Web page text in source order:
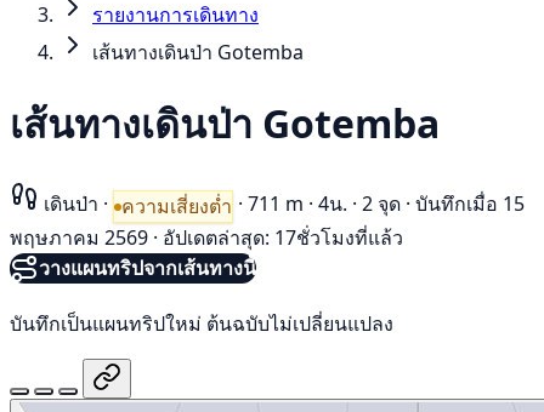
รายงานการเดินทาง
เส้นทางเดินป่า Gotemba
เส้นทางเดินป่า Gotemba
เดินป่า · ความเสี่ยงต่ำ · 711 m · 4น. · 2 จุด · บันทึกเมื่อ 15
พฤษภาคม 2569 · อัปเดตล่าสุด: 17ชั่วโมงที่แล้ว
วางแผนทริปจากเส้นทางนี้
บันทึกเป็นแผนทริปใหม่ ต้นฉบับไม่เปลี่ยนแปลง